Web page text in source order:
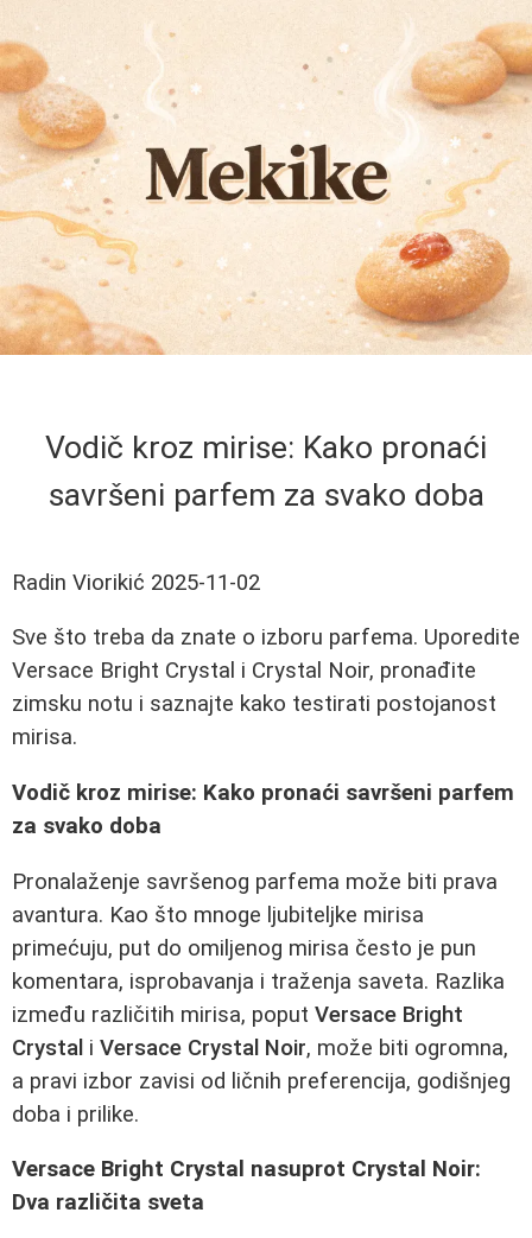
Vodič kroz mirise: Kako pronaći
savršeni parfem za svako doba
Radin Viorikić 2025-11-02
Sve što treba da znate o izboru parfema. Uporedite
Versace Bright Crystal i Crystal Noir, pronađite
zimsku notu i saznajte kako testirati postojanost
mirisa.
Vodič kroz mirise: Kako pronaći savršeni parfem
za svako doba
Pronalaženje savršenog parfema može biti prava
avantura. Kao što mnoge ljubiteljke mirisa
primećuju, put do omiljenog mirisa često je pun
komentara, isprobavanja i traženja saveta. Razlika
između različitih mirisa, poput Versace Bright
Crystal i Versace Crystal Noir, može biti ogromna,
a pravi izbor zavisi od ličnih preferencija, godišnjeg
doba i prilike.
Versace Bright Crystal nasuprot Crystal Noir:
Dva različita sveta